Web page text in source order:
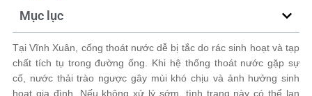
Mục lục
Tại Vĩnh Xuân, cống thoát nước dễ bị tắc do rác sinh hoạt và tạp
chất tích tụ trong đường ống. Khi hệ thống thoát nước gặp sự
cố, nước thải trào ngược gây mùi khó chịu và ảnh hưởng sinh
hoạt gia đình. Nếu không xử lý sớm, tình trạng này có thể lan